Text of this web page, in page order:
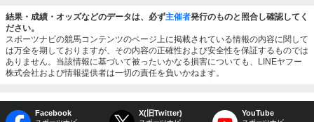
結果・成績・オッズなどのデータは、必ず主催者発行のものと照合し確認してく
ださい。
スポーツナビの競馬コンテンツのページ上に掲載されている情報の内容に関して
は万全を期しておりますが、その内容の正確性および安全性を保証するものでは
ありません。当該情報に基づいて被ったいかなる損害についても、LINEヤフー
株式会社および情報提供者は一切の責任を負いかねます。
Facebook X(旧Twitter) YouTube